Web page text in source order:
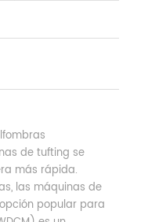
de tufting se
más rápida.
las máquinas de
popular para